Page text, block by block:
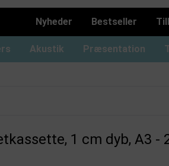
Nyheder Bestseller
Akustik Præsentation
1 cm dyb, A3 -